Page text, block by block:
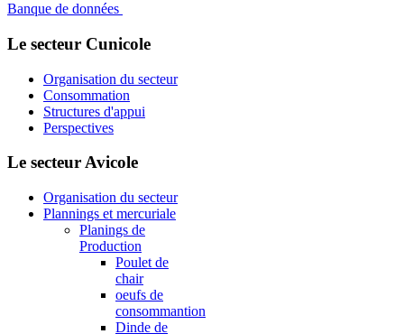
Banque de données
Le secteur Cunicole
Organisation du secteur
Consommation
Structures d'appui
Perspectives
Le secteur Avicole
Organisation du secteur
Plannings et mercuriale
Planings de
Production
Poulet de
chair
oeufs de
consommantion
Dinde de